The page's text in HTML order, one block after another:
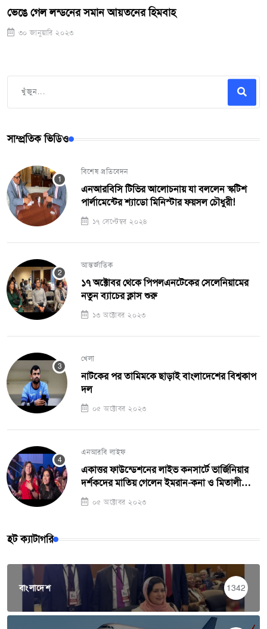
ভেঙে গেল লন্ডনের সমান আয়তনের হিমবাহ
৩০ জানুয়ারি ২০২৩
সাম্প্রতিক ভিডিও
বিশেষ প্রতিবেদন
এনআরবিসি টিভির আলোচনায় যা বললেন স্কটিশ
পার্লামেন্টের শ্যাডো মিনিস্টার ফয়সল চৌধুরী!
১৭ সেপ্টেম্বর ২০২৪
আন্তর্জাতিক
১৭ অক্টোবর থেকে পিপলএনটেকের সেলেনিয়ামের
নতুন ব্যাচের ক্লাস শুরু
১৩ অক্টোবর ২০২৩
খেলা
নাটকের পর তামিমকে ছাড়াই বাংলাদেশের বিশ্বকাপ
দল
০৫ অক্টোবর ২০২৩
এনআরবি লাইফ
একাত্তর ফাউন্ডেশনের লাইভ কনসার্টে ভার্জিনিয়ার
দর্শকদের মাতিয় গেলেন ইমরান-কনা ও মিতালী
মুখার্জী০৫ অক্টোবর ২০২৩
হট ক্যাটাগরি
বাংলাদেশ 1342